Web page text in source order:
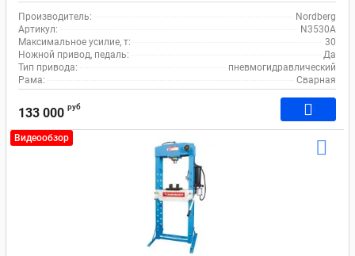
Производитель:
Nordberg
Артикул:
N3530A
Максимальное усилие, т:
30
Ножной привод, педаль:
Да
Тип привода:
пневмогидравлический
Рама:
Сварная
133 000 руб
Видеообзор